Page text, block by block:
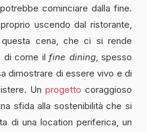
cominciare dalla fine.
uscendo dal ristorante,
cena, che ci si rende
di come il fine dining, spesso
dimostrare di essere vivo e di
Unprogetto coraggioso
sfida alla sostenibilità che si
di una location periferica, un